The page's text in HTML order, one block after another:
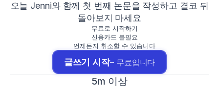
오늘 Jenni와 함께 첫 번째 논문을 작성하고 결코 뒤
돌아보지 마세요
무료로 시작하기
신용카드 불필요
언제든지 취소할 수 있습니다
글쓰기 시작– 무료입니다
5m 이상